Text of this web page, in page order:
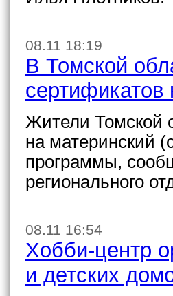
08.11 18:19
В Томской
Жители Томской
на материнский
программы,
регионального
08.11 16:54
Хобби-центр
и детских